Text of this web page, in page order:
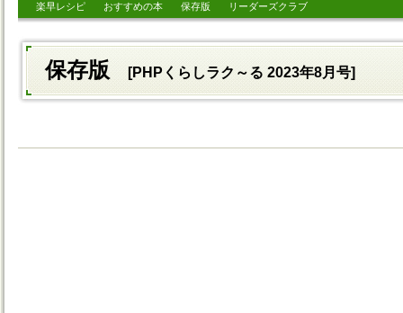
楽早レシピ おすすめの本 保存版 リーダーズクラブ
保存版 [PHPくらしラク～る 2023年8月号]